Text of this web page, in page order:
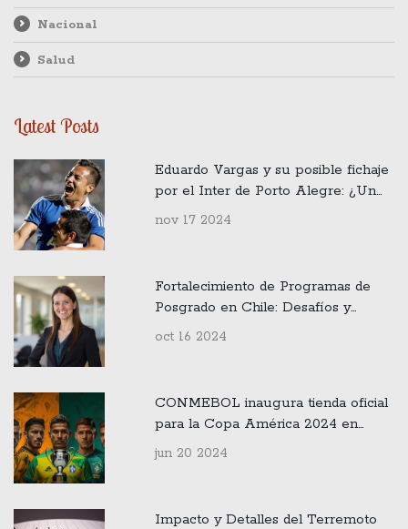
Nacional
Salud
Latest Posts
Eduardo Vargas y su posible fichaje
por el Inter de Porto Alegre: ¿Un
sueño lejano para la Universidad de
nov 17 2024
Fortalecimiento de Programas de
Posgrado en Chile: Desafíos y
Oportunidades de Becas Chile
oct 16 2024
CONMEBOL inaugura tienda oficial
para la Copa América 2024 en
alianza con Legends
jun 20 2024
Impacto y Detalles del Terremoto